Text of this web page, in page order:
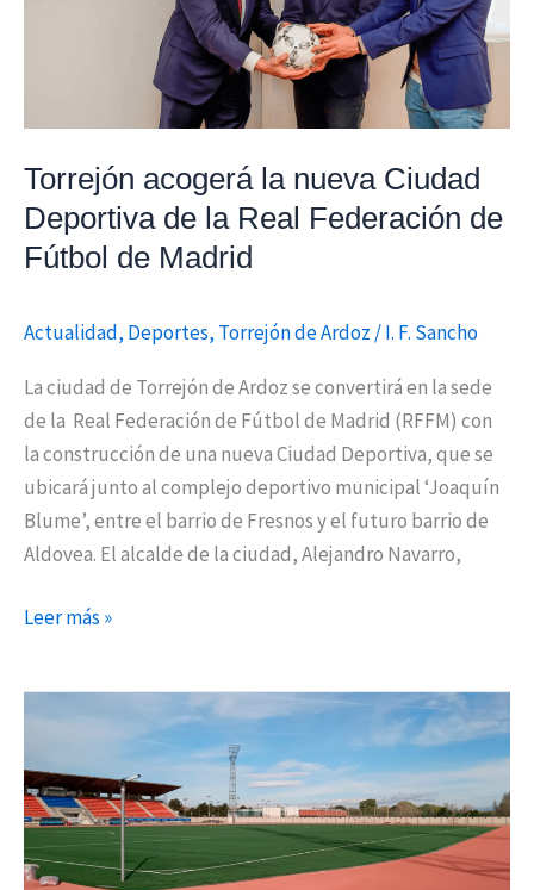
Torrejón acogerá la nueva Ciudad
Deportiva de la Real Federación de
Fútbol de Madrid
Actualidad, Deportes, Torrejón de Ardoz /I. F. Sancho
La ciudad de Torrejón de Ardoz se convertirá en la sede
de la Real Federación de Fútbol de Madrid (RFFM) con
la construcción de una nueva Ciudad Deportiva, que se
ubicará junto al complejo deportivo municipal ‘Joaquín
Blume’, entre el barrio de Fresnos y el futuro barrio de
Aldovea. El alcalde de la ciudad, Alejandro Navarro,
Fútbol
de
Madrid
Leer más »
municipal
‘Santiago
del
Pino’